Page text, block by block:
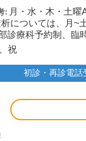
: 月・水・木・土曜
析については、月~
診療科予約制、臨
祝
初診・再診電話